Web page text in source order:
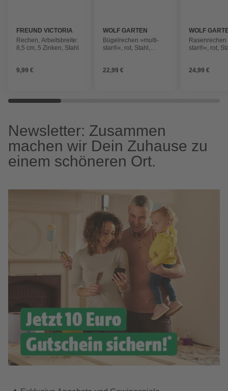
FREUND VICTORIA
Rechen, Arbeitsbreite:
8,5 cm, 5 Zinken, Stahl
9,99 €
WOLF GARTEN
Bügelrechen »multi-
star®«, rot, Stahl,
22,99 €
WOLF
Rasenrechen
star®«, rot,
24,99 €
Newsletter: Zusammen
machen wir Dein Zuhause zu
einem schöneren Ort.